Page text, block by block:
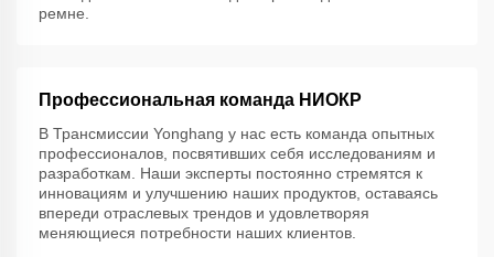
ремне.
Профессиональная команда НИОКР
В Трансмиссии Yonghang у нас есть команда опытных
профессионалов, посвятивших себя исследованиям и
разработкам. Наши эксперты постоянно стремятся к
инновациям и улучшению наших продуктов, оставаясь
впереди отраслевых трендов и удовлетворяя
меняющиеся потребности наших клиентов.